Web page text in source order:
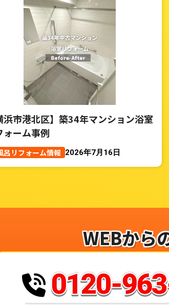
浜市港北区】築34年マンション浴室
ォーム事例
呂リフォーム情報 2026年7月16日
WEBから